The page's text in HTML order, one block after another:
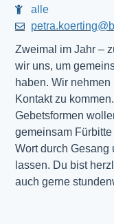
alle
Zweimal im Jahr –
wir uns, um
haben. Wir
Kontakt zu
Gebetsformen
gemeinsam
Wort durch Gesang
lassen. Du bist
auch gerne